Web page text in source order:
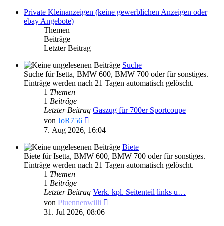
Private Kleinanzeigen (keine gewerblichen Anzeigen oder
ebay Angebote)
Themen
Beiträge
Letzter Beitrag
Suche
Suche für Isetta, BMW 600, BMW 700 oder für sonstiges.
Einträge werden nach 21 Tagen automatisch gelöscht.
1 Themen
1 Beiträge
Letzter Beitrag Gaszug für 700er Sportcoupe
von JoR756
Beitrag
7. Aug 2026, 16:04
Biete
Biete für Isetta, BMW 600, BMW 700 oder für sonstiges.
Einträge werden nach 21 Tagen automatisch gelöscht.
1 Themen
1 Beiträge
Letzter Beitrag Verk. kpl. Seitenteil links u…
von Pluennenwilli
31. Jul 2026, 08:06